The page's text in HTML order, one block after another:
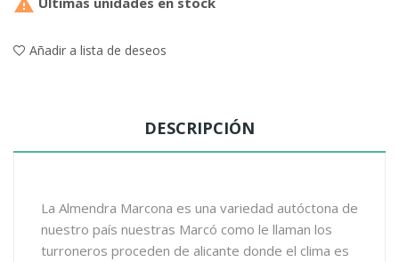

Añadir a lista de deseos
DESCRIPCIÓN
La Almendra Marcona es una variedad autóctona de
nuestro país nuestras Marcó como le llaman los
turroneros proceden de alicante donde el clima es